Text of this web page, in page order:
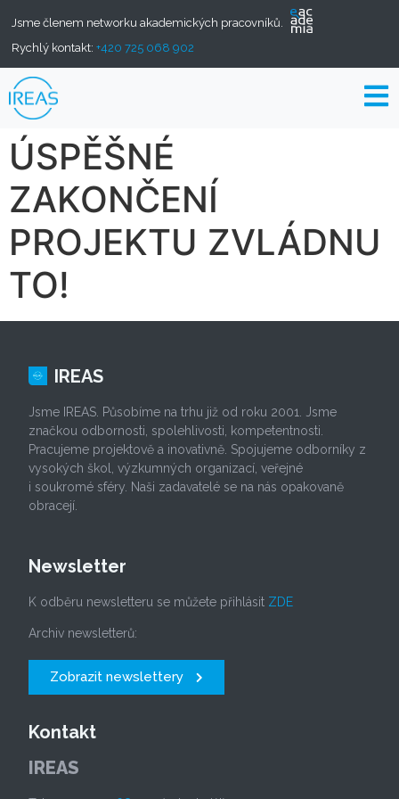
Jsme členem networku akademických pracovníků.
Rychlý kontakt: +420 725 068 902
ÚSPĚŠNÉ
ZAKONČENÍ
PROJEKTU ZVLÁDNU
TO!
IREAS
Jsme IREAS. Působíme na trhu již od roku 2001. Jsme
značkou odbornosti, spolehlivosti, kompetentnosti.
Pracujeme projektově a inovativně. Spojujeme odborníky z
vysokých škol, výzkumných organizací, veřejné
i soukromé sféry. Naši zadavatelé se na nás opakovaně
obracejí.
Newsletter
K odběru newsletteru se můžete přihlásit ZDE
Archiv newsletterů:
Zobrazit newslettery
Kontakt
IREAS